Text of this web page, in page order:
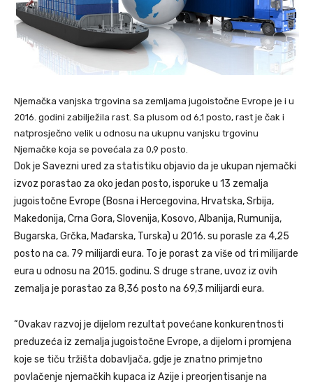
Njemačka vanjska trgovina sa zemljama jugoistočne Evrope je i u
2016. godini zabilježila rast. Sa plusom od 6,1 posto, rast je čak i
natprosječno velik u odnosu na ukupnu vanjsku trgovinu
Njemačke koja se povećala za 0,9 posto.
Dok je Savezni ured za statistiku objavio da je ukupan njemački
izvoz porastao za oko jedan posto, isporuke u 13 zemalja
jugoistočne Evrope (Bosna i Hercegovina, Hrvatska, Srbija,
Makedonija, Crna Gora, Slovenija, Kosovo, Albanija, Rumunija,
Bugarska, Grčka, Mađarska, Turska) u 2016. su porasle za 4,25
posto na ca. 79 milijardi eura. To je porast za više od tri milijarde
eura u odnosu na 2015. godinu. S druge strane, uvoz iz ovih
zemalja je porastao za 8,36 posto na 69,3 milijardi eura.
“Ovakav razvoj je dijelom rezultat povećane konkurentnosti
preduzeća iz zemalja jugoistočne Evrope, a dijelom i promjena
koje se tiču tržišta dobavljača, gdje je znatno primjetno
povlačenje njemačkih kupaca iz Azije i preorjentisanje na